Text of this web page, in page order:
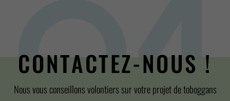
CONTACTEZ-NOUS !
Nous vous conseillons volontiers sur votre projet de toboggans